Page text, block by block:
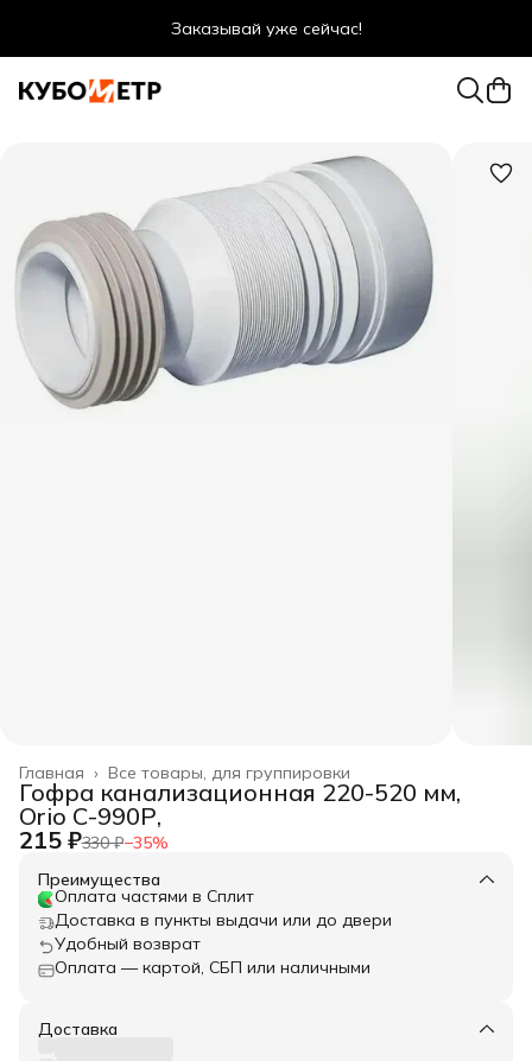
Заказывай уже сейчас!
Оптовые цены даже для физ. лиц
Все товары, для группировки
Главная ›
Гофра канализационная 220-520 мм,
Orio С-990Р,
215 ₽330 ₽−35%
Преимущества
Оплата частями в Сплит
Доставка в пункты выдачи или до двери
Удобный возврат
Оплата — картой, СБП или наличными
Доставка